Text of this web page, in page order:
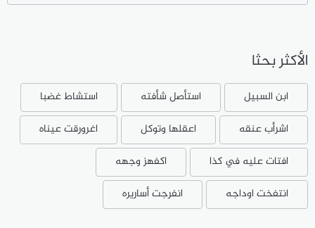
الأكثر بحثا
ابن السبيل استأصل شأفته
استشاط غضبا
اشرأب عنقه
اعقلها وتوكل
اغرورقت عيناه
افتات عليه في كذا
اكفهز وجهه
انتفخت اوداجه
انفرجت أساريره